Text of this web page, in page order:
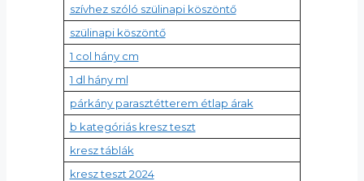
szívhez szóló szülinapi köszöntő
szülinapi köszöntő
1 col hány cm
1 dl hány ml
párkány parasztétterem étlap árak
b kategóriás kresz teszt
kresz táblák
kresz teszt 2024